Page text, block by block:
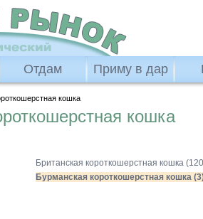
Отдам Приму в дар
кошка
кошка
Британская короткошерстная кошка
Бурманская короткошерстная кошка